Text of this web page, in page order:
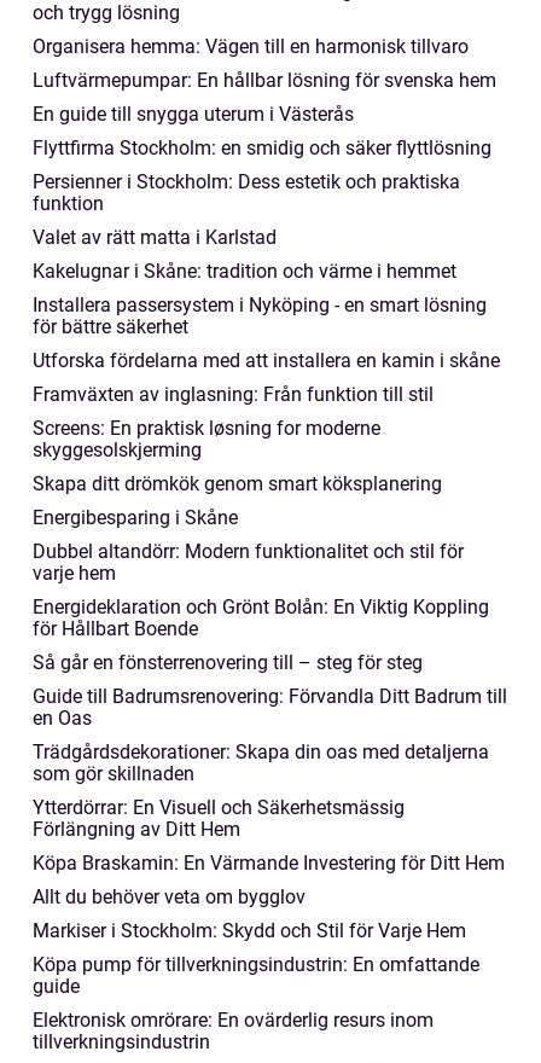
och trygg lösning
Organisera hemma: Vägen till en harmonisk tillvaro
Luftvärmepumpar: En hållbar lösning för svenska hem
En guide till snygga uterum i Västerås
Flyttfirma Stockholm: en smidig och säker flyttlösning
Persienner i Stockholm: Dess estetik och praktiska
funktion
Valet av rätt matta i Karlstad
Kakelugnar i Skåne: tradition och värme i hemmet
Installera passersystem i Nyköping - en smart lösning
för bättre säkerhet
Utforska fördelarna med att installera en kamin i skåne
Framväxten av inglasning: Från funktion till stil
Screens: En praktisk løsning for moderne
skyggesolskjerming
Skapa ditt drömkök genom smart köksplanering
Energibesparing i Skåne
Dubbel altandörr: Modern funktionalitet och stil för
varje hem
Energideklaration och Grönt Bolån: En Viktig Koppling
för Hållbart Boende
Så går en fönsterrenovering till – steg för steg
Guide till Badrumsrenovering: Förvandla Ditt Badrum till
en Oas
Trädgårdsdekorationer: Skapa din oas med detaljerna
som gör skillnaden
Ytterdörrar: En Visuell och Säkerhetsmässig
Förlängning av Ditt Hem
Köpa Braskamin: En Värmande Investering för Ditt Hem
Allt du behöver veta om bygglov
Markiser i Stockholm: Skydd och Stil för Varje Hem
Köpa pump för tillverkningsindustrin: En omfattande
guide
Elektronisk omrörare: En ovärderlig resurs inom
tillverkningsindustrin